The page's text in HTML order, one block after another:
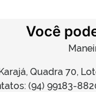
Você
Quadra 70,
(94) 99183-